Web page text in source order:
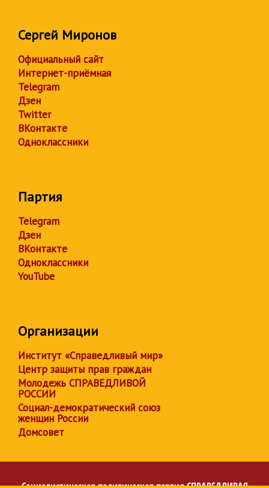
Сергей Миронов
Официальный сайт
Интернет-приёмная
Telegram
Дзен
Twitter
ВКонтакте
Одноклассники
Партия
Telegram
Дзен
ВКонтакте
Одноклассники
YouTube
Организации
Институт «Справедливый мир»
Центр защиты прав граждан
Молодежь СПРАВЕДЛИВОЙ
РОССИИ
Социал-демократический союз
женщин России
Домсовет